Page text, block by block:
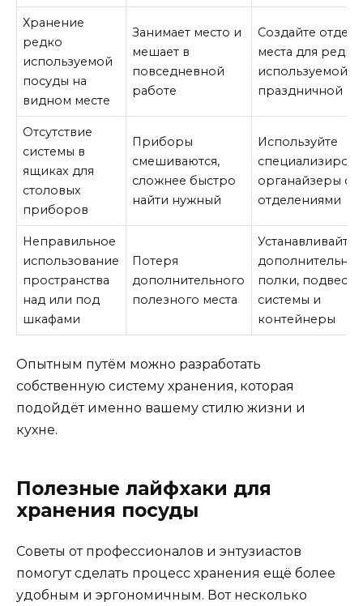
Хранение
редко
используемой
посуды на
видном месте
Занимает место и
мешает в
повседневной
работе
Создайте
места для редко
используемой,
праздничной
Отсутствие
системы в
ящиках для
столовых
приборов
Приборы
смешиваются,
сложнее быстро
найти нужный
Используйте
органайзеры с
отделениями
Неправильное
использование
пространства
над или под
шкафами
Потеря
дополнительного
полезного места
Устанавливайте
полки,
системы и
контейнеры
Опытным путём можно разработать
собственную систему хранения, которая
подойдёт именно вашему стилю жизни и
кухне.
Полезные лайфхаки для
хранения посуды
Советы от профессионалов и энтузиастов
помогут сделать процесс хранения ещё более
удобным и эргономичным. Вот несколько